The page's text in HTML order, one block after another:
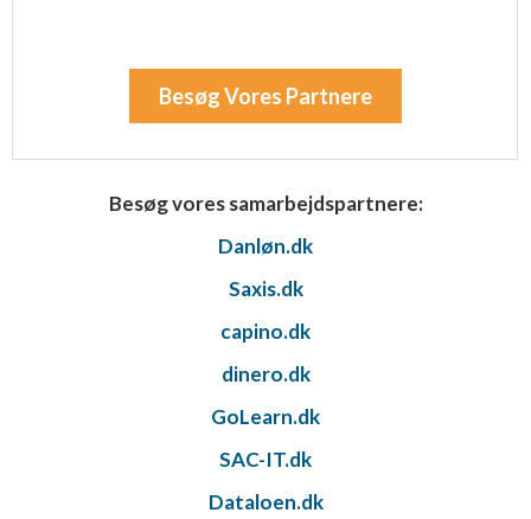
Besøg Vores Partnere
Besøg vores samarbejdspartnere:
Danløn.dk
Saxis.dk
capino.dk
dinero.dk
GoLearn.dk
SAC-IT.dk
Dataloen.dk